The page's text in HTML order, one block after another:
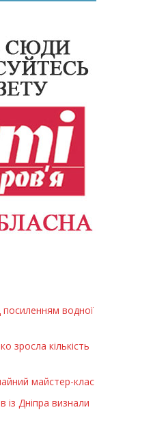
водної
зросла кількість
майстер-клас
із Дніпра визнали